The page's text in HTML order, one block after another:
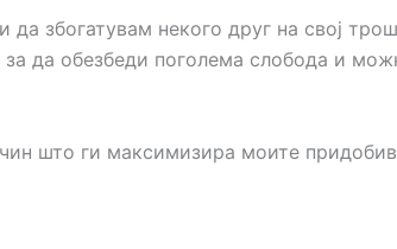
збогатувам некого друг на свој
да обезбеди поголема слобода и
што ги максимизира моите